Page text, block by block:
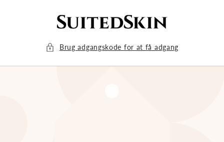
Brug adgangskode for at få adgang